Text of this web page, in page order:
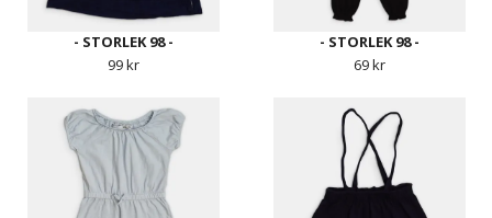
- STORLEK 98 -
99 kr
- STORLEK 98 -
69 kr